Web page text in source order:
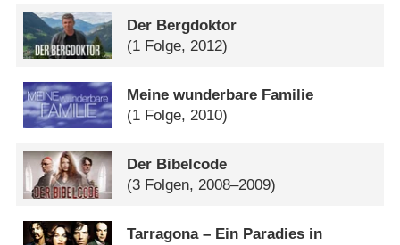
Der Bergdoktor
(1 Folge, 2012)
Meine wunderbare Familie
(1 Folge, 2010)
Der Bibelcode
(3 Folgen, 2008–2009)
Tarragona – Ein Paradies in